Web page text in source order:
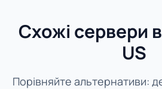
Схожі сервери
US
Порівняйте альтернативи: